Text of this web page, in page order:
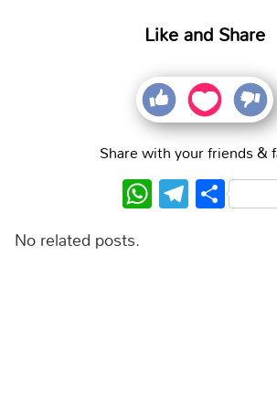
Like and Share
Share with your friends &
No related posts.